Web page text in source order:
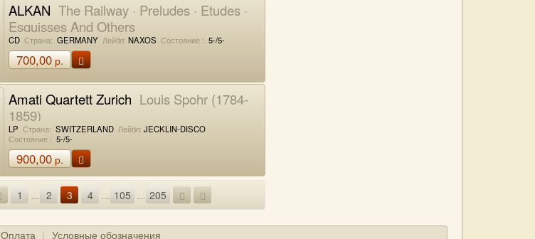
ALKAN The Railway · Preludes · Etudes ·
Esquisses And Others
CD Страна: GERMANY Лейбл: NAXOS Состояние : 5-/5-
700,00р.
Amati Quartett Zurich Louis Spohr (1784-
1859)
LP Страна: SWITZERLAND Лейбл: JECKLIN-DISCO
Состояние : 5-/5-
900,00р.
1 ... 2 3 4 ... 105 ... 205
Оплата Условные обозначения